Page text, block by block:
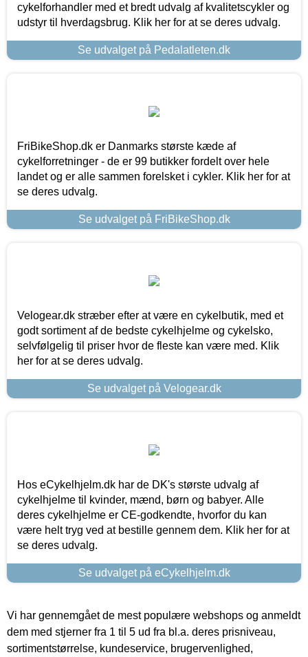
cykelforhandler med et bredt udvalg af kvalitetscykler og
udstyr til hverdagsbrug. Klik her for at se deres udvalg.
Se udvalget på Pedalatleten.dk
FriBikeShop.dk er Danmarks største kæde af
cykelforretninger - de er 99 butikker fordelt over hele
landet og er alle sammen forelsket i cykler. Klik her for at
se deres udvalg.
Se udvalget på FriBikeShop.dk
Velogear.dk stræber efter at være en cykelbutik, med et
godt sortiment af de bedste cykelhjelme og cykelsko,
selvfølgelig til priser hvor de fleste kan være med. Klik
her for at se deres udvalg.
Se udvalget på Velogear.dk
Hos eCykelhjelm.dk har de DK's største udvalg af
cykelhjelme til kvinder, mænd, børn og babyer. Alle
deres cykelhjelme er CE-godkendte, hvorfor du kan
være helt tryg ved at bestille gennem dem. Klik her for at
se deres udvalg.
Se udvalget på eCykelhjelm.dk
Vi har gennemgået de mest populære webshops og anmeldt
dem med stjerner fra 1 til 5 ud fra bl.a. deres prisniveau,
sortimentstørrelse, kundeservice, brugervenlighed,